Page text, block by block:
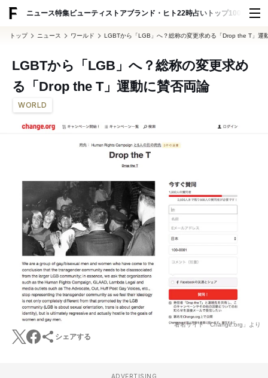
ニュース特集ビューティ ストアブランド・ヒト22時占い トップ100 スナッ
トップ ニュース ワールド LGBTから「LGB」へ？総称の変更求める「Drop the T」運
LGBTから「LGB」へ？総称の変更求め
る「Drop the T」運動に賛否両論
WORLD
署名サイト「Change.org」より
シェアする
ADVERTISING